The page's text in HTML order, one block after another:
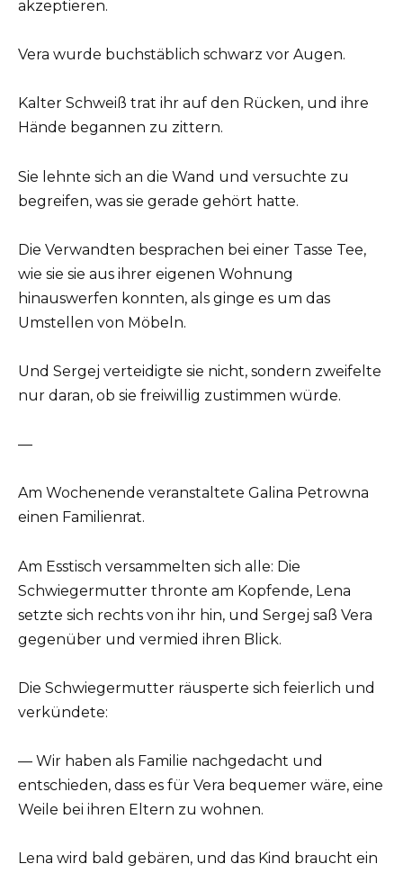
akzeptieren.
Vera wurde buchstäblich schwarz vor Augen.
Kalter Schweiß trat ihr auf den Rücken, und ihre
Hände begannen zu zittern.
Sie lehnte sich an die Wand und versuchte zu
begreifen, was sie gerade gehört hatte.
Die Verwandten besprachen bei einer Tasse Tee,
wie sie sie aus ihrer eigenen Wohnung
hinauswerfen konnten, als ginge es um das
Umstellen von Möbeln.
Und Sergej verteidigte sie nicht, sondern zweifelte
nur daran, ob sie freiwillig zustimmen würde.
—
Am Wochenende veranstaltete Galina Petrowna
einen Familienrat.
Am Esstisch versammelten sich alle: Die
Schwiegermutter thronte am Kopfende, Lena
setzte sich rechts von ihr hin, und Sergej saß Vera
gegenüber und vermied ihren Blick.
Die Schwiegermutter räusperte sich feierlich und
verkündete:
— Wir haben als Familie nachgedacht und
entschieden, dass es für Vera bequemer wäre, eine
Weile bei ihren Eltern zu wohnen.
Lena wird bald gebären, und das Kind braucht ein